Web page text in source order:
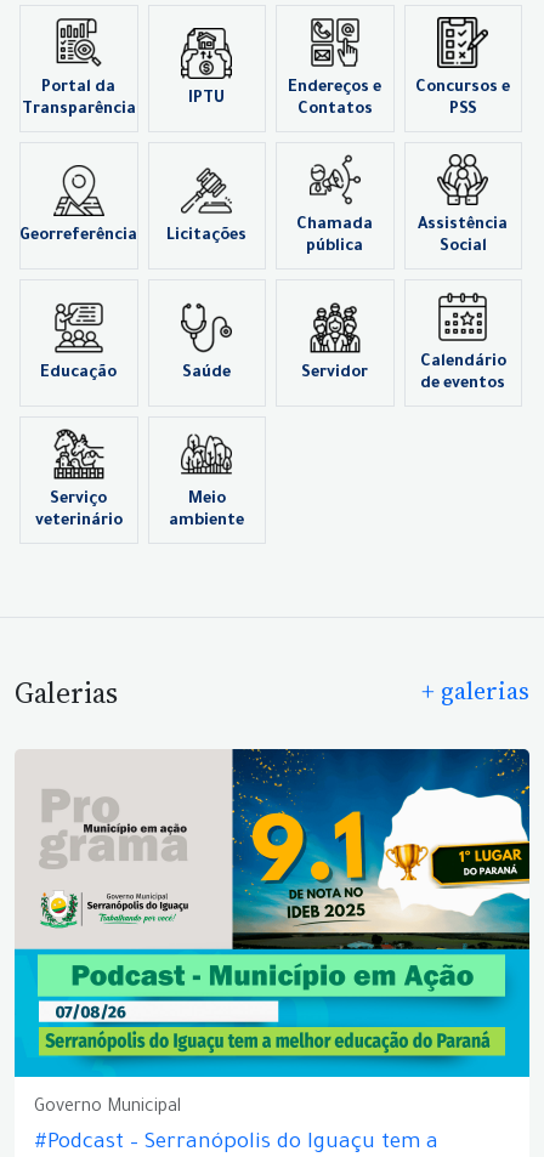
Portal da
Transparência
IPTU
Endereços e
Contatos
Concursos e
PSS
Georreferência Licitações
Chamada
pública
Assistência
Social
Educação Saúde Servidor
Calendário
de eventos
Serviço
veterinário
Meio
ambiente
Galerias + galerias
Governo Municipal
#Podcast – Serranópolis do Iguaçu tem a